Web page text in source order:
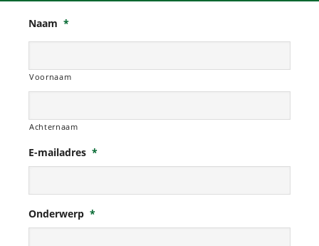
Naam *
Voornaam
Achternaam
E-mailadres *
Onderwerp *